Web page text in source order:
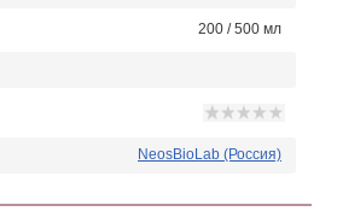
200 / 500 мл
NeosBioLab (Россия)